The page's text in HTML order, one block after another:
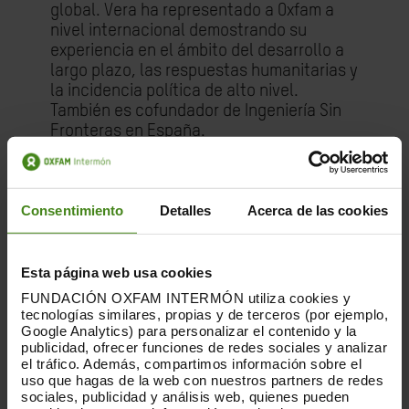
Consentimiento Detalles Acerca de las cookies
Esta página web usa cookies
FUNDACIÓN OXFAM INTERMÓN utiliza cookies y
tecnologías similares, propias y de terceros (por ejemplo,
Google Analytics) para personalizar el contenido y la
publicidad, ofrecer funciones de redes sociales y analizar
el tráfico. Además, compartimos información sobre el
uso que hagas de la web con nuestros partners de redes
sociales, publicidad y análisis web, quienes pueden
global. Vera ha representado a Oxfam a
nivel internacional demostrando su
experiencia en el ámbito del desarrollo a
largo plazo, las respuestas humanitarias y
la incidencia política de alto nivel.
También es cofundador de Ingeniería Sin
Fronteras en España.
El próximo 25 de octubre, Winnie Byanyima
se convertirá en la nueva directora
ejecutiva de ONUSIDA. Byanyima ha
felicitado a Vera por su nombramiento y
con él inmediatamente para garantizar
una transición fluida. También ha
trasmitido al equipo de Oxfam que Vera
aportará un excelente liderazgo durante
el período de interinidad, y ha
aprovechado para dar las gracias al
equipo por acompañarla durante estos